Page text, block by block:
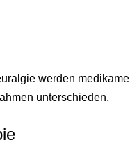
werden
unterschieden.